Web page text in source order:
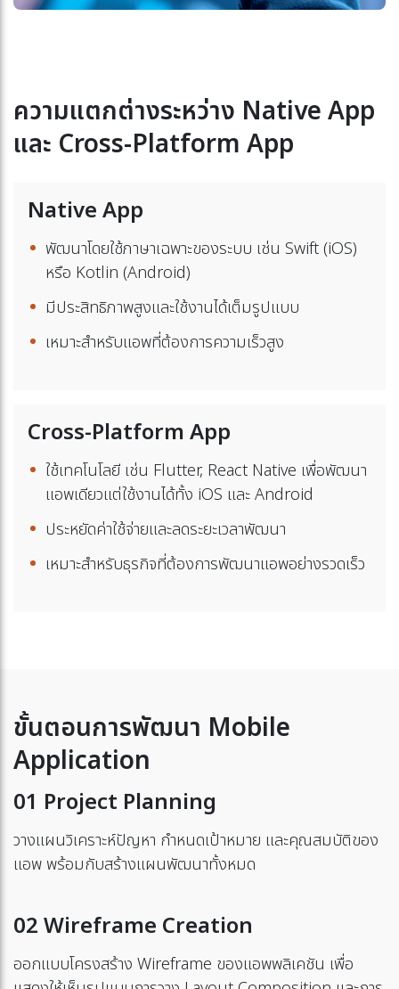
ความแตกต่างระหว่าง Native App
และ Cross-Platform App
Native App
พัฒนาโดยใช้ภาษาเฉพาะของระบบ เช่น Swift (iOS)
หรือ Kotlin (Android)
มีประสิทธิภาพสูงและใช้งานได้เต็มรูปแบบ
เหมาะสำหรับแอพที่ต้องการความเร็วสูง
Cross-Platform App
ใช้เทคโนโลยี เช่น Flutter, React Native เพื่อพัฒนา
แอพเดียวแต่ใช้งานได้ทั้ง iOS และ Android
ประหยัดค่าใช้จ่ายและลดระยะเวลาพัฒนา
เหมาะสำหรับธุรกิจที่ต้องการพัฒนาแอพอย่างรวดเร็ว
ขั้นตอนการพัฒนา Mobile
Application
01 Project Planning
วางแผนวิเคราะห์ปัญหา กำหนดเป้าหมาย และคุณสมบัติของ
แอพ พร้อมกับสร้างแผนพัฒนาทั้งหมด
02 Wireframe Creation
ออกแบบโครงสร้าง Wireframe ของแอพพลิเคชัน เพื่อ